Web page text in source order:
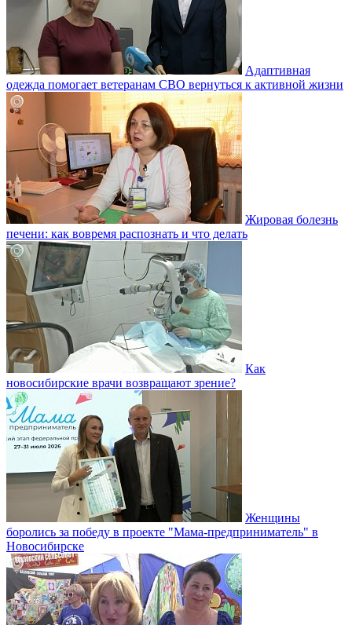
Адаптивная
одежда помогает ветеранам СВО вернуться к активной жизни
Жировая болезнь
печени: как вовремя распознать и что делать
Как
новосибирские врачи возвращают зрение?
Женщины
боролись за победу в проекте "Мама-предприниматель" в
Новосибирске